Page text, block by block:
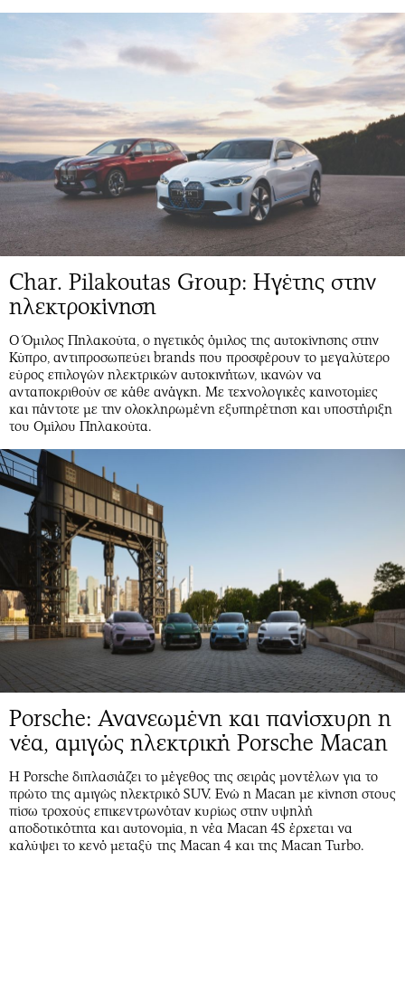
Char. Pilakoutas Group: Ηγέτης στην
ηλεκτροκίνηση
Ο Όμιλος Πηλακούτα, ο ηγετικός όμιλος της αυτοκίνησης στην
Κύπρο, αντιπροσωπεύει brands που προσφέρουν το μεγαλύτερο
εύρος επιλογών ηλεκτρικών αυτοκινήτων, ικανών να
ανταποκριθούν σε κάθε ανάγκη. Με τεχνολογικές καινοτομίες
και πάντοτε με την ολοκληρωμένη εξυπηρέτηση και υποστήριξη
του Ομίλου Πηλακούτα.
Porsche: Ανανεωμένη και πανίσχυρη η
νέα, αμιγώς ηλεκτρική Porsche Macan
Η Porsche διπλασιάζει το μέγεθος της σειράς μοντέλων για το
πρώτο της αμιγώς ηλεκτρικό SUV. Ενώ η Macan με κίνηση στους
πίσω τροχούς επικεντρωνόταν κυρίως στην υψηλή
αποδοτικότητα και αυτονομία, η νέα Macan 4S έρχεται να
καλύψει το κενό μεταξύ της Macan 4 και της Macan Turbo.